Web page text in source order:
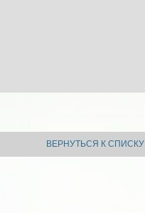
ВЕРНУТЬСЯ К СПИСКУ